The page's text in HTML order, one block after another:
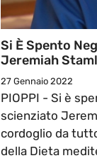
Si È Spento
Jeremiah
27 Gennaio 2022
PIOPPI - Si è
scienziato
cordoglio da
della Dieta